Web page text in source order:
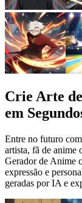
Crie Arte
em
Entre no futuro
artista, fã de anime
Gerador de Anime
expressão e
geradas por IA e